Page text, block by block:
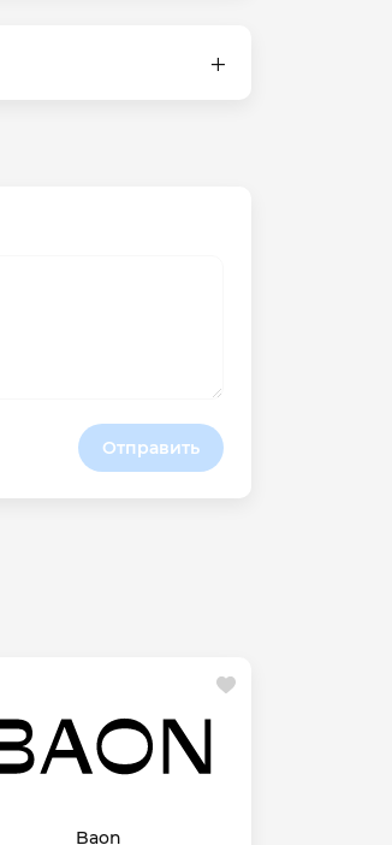
Отправить
Baon